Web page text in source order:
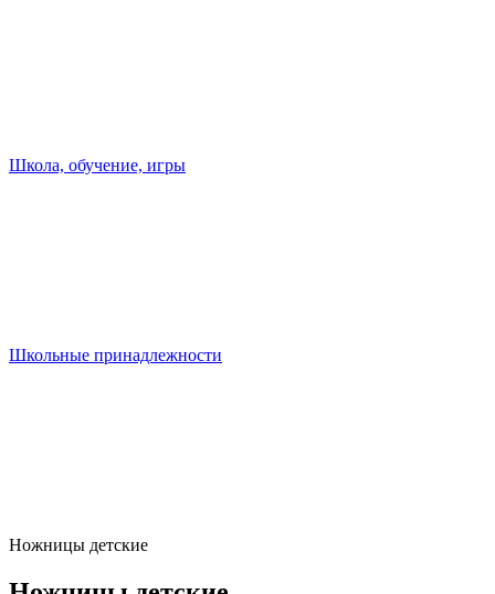
Школа, обучение, игры
Школьные принадлежности
Ножницы детские